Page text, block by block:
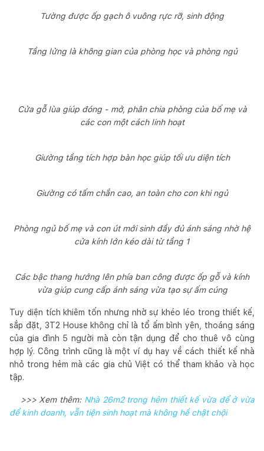
Tường được ốp gạch ô vuông rực rỡ, sinh động
Tầng lửng là không gian của phòng học và phòng ngủ
Cửa gỗ lùa giúp đóng - mở, phân chia phòng của bố mẹ và
các con một cách linh hoạt
Giường tầng tích hợp bàn học giúp tối ưu diện tích
Giường có tấm chắn cao, an toàn cho con khi ngủ
Phòng ngủ bố mẹ và con út mới sinh đầy đủ ánh sáng nhờ hệ
cửa kính lớn kéo dài từ tầng 1
Các bậc thang hướng lên phía ban công được ốp gỗ và kính
vừa giúp cung cấp ánh sáng vừa tạo sự ấm cúng
Tuy diện tích khiêm tốn nhưng nhờ sự khéo léo trong thiết kế,
sắp đặt, 3T2 House không chỉ là tổ ấm bình yên, thoáng sáng
của gia đình 5 người mà còn tận dụng để cho thuê vô cùng
hợp lý. Công trình cũng là một ví dụ hay về cách thiết kế nhà
nhỏ trong hẻm mà các gia chủ Việt có thể tham khảo và học
tập.
>>> Xem thêm: Nhà 26m2 trong hẻm thiết kế vừa để ở vừa
để kinh doanh, vẫn tiện sinh hoạt mà không hề chật chội